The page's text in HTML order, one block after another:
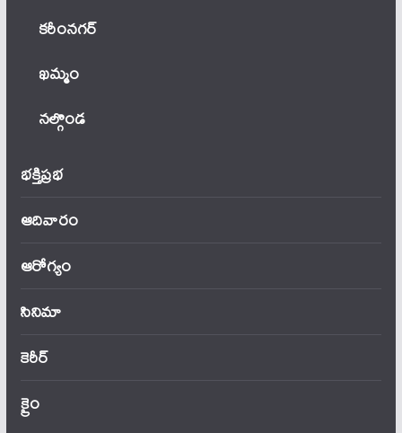
కరీంనగర్
ఖ‌మ్మం
నల్గొండ
భక్తిప్రభ
ఆదివారం
ఆరోగ్యం
సినిమా
కెరీర్
క్రైం